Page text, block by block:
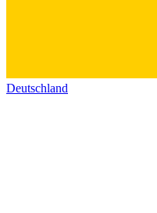
Deutschland